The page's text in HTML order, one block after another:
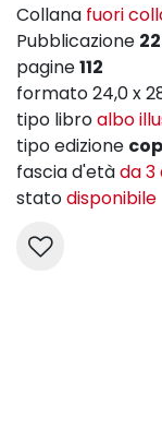
Collana fuori
Pubblicazione
pagine112
formato 24,0 x
tipo libroalbo
tipo edizione
fascia d'etàda 3
statodisponibile